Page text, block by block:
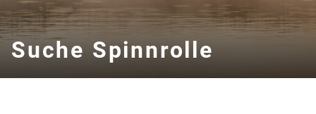
Suche Spinnrolle